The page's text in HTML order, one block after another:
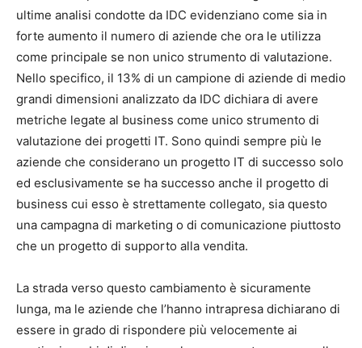
ultime analisi condotte da IDC evidenziano come sia in
forte aumento il numero di aziende che ora le utilizza
come principale se non unico strumento di valutazione.
Nello specifico, il 13% di un campione di aziende di medio
grandi dimensioni analizzato da IDC dichiara di avere
metriche legate al business come unico strumento di
valutazione dei progetti IT. Sono quindi sempre più le
aziende che considerano un progetto IT di successo solo
ed esclusivamente se ha successo anche il progetto di
business cui esso è strettamente collegato, sia questo
una campagna di marketing o di comunicazione piuttosto
che un progetto di supporto alla vendita.
La strada verso questo cambiamento è sicuramente
lunga, ma le aziende che l’hanno intrapresa dichiarano di
essere in grado di rispondere più velocemente ai